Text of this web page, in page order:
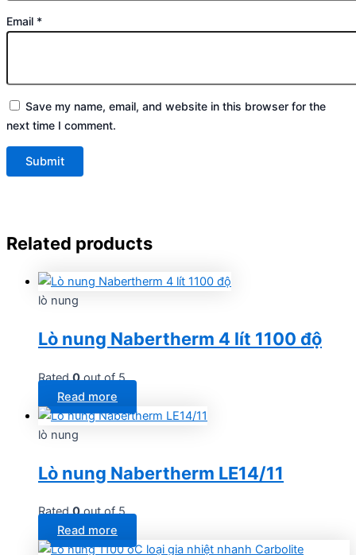
Email *
Save my name, email, and website in this browser for the
next time I comment.
Related products
lò nung
Lò nung Nabertherm 4 lít 1100 độ
Rated0out of 5
Read more
lò nung
Lò nung Nabertherm LE14/11
Rated0out of 5
Read more